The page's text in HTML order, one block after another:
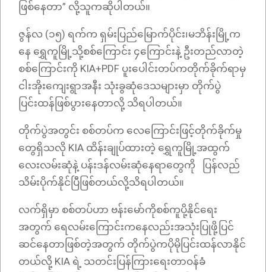
ဖြစ်နေတာ” လို့သူကဆိုပါတယ်။
ဇွန်လ (၁၅) ရက်က ရှမ်းပြည်မြောက်ပိုင်း၊မဘိန်းမြို့က
နေ ရွှေကူမြို့သို့စစ်ကြောင်း ၄ကြောင်းနဲ့ ဦးတည်လာတဲ့
စစ်ကြောင်းကို KIA+PDF ပူးပေါင်းတပ်ကတိုက်ခိုက်ရာမှ
ငါးအိုးကျေးရွာအနီး သုံးခွဆုံဒေသများမှာ တိုက်ပွဲ
ပြင်းထန်ဖြစ်ပွားနေတာလို့ သိရပါတယ်။
တိုက်ပွဲအတွင်း စစ်တပ်က လေကြောင်းဖြင့်တိုက်ခိုက်မှု
တွေရှိသလို KIA ထိန်းချုပ်ထားတဲ့ ရွှေကူမြို့အထွက်
လေးလမ်းဆုံနဲ့ ပန်းဒန်လမ်းဆုံနေရာတွေကို ပြန်လည်
သိမ်းပိုက်နိုင်ပြီဖြစ်တယ်လို့သိရပါတယ်။
လက်ရှိမှာ စစ်တပ်ဟာ ဗန်းမော်ကိုစစ်ကူပို့နိုင်ရေး
အတွက် ရေလမ်းကြောင်းကနေလည်းအသုံးပြုဖို့ပြင်
ဆင်နေတာဖြစ်တဲ့အတွက် တိုက်ပွဲကပိုမိုပြင်းထန်လာနိုင်
တယ်လို့ KIA ရဲ့ သတင်းပြန်ကြားရေးတာဝန်ခံ